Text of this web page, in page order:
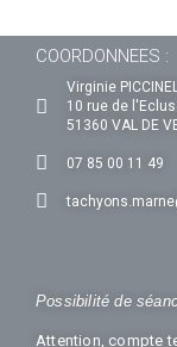
COORDONNEES :
Virginie
10 rue de
51360 VAL DE
07 85 00 11 49
Possibilité de
Attention, compte